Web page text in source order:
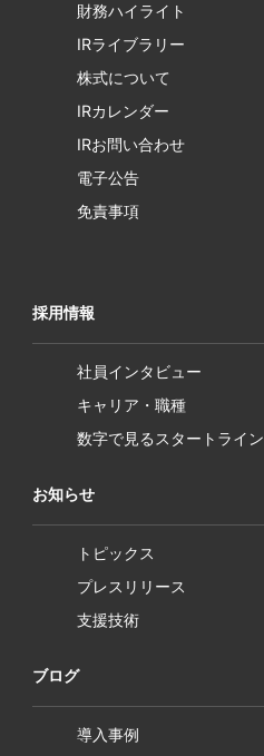
財務ハイライト
IRライブラリー
株式について
IRカレンダー
IRお問い合わせ
電子公告
免責事項
採用情報
社員インタビュー
キャリア・職種
数字で見るスタートライン
お知らせ
トピックス
プレスリリース
支援技術
ブログ
導入事例